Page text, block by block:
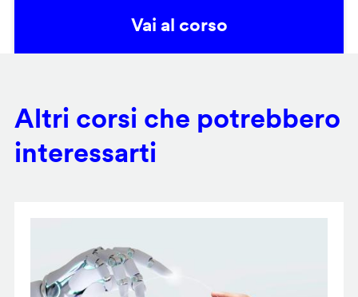
Vai al corso
Altri corsi che potrebbero
interessarti